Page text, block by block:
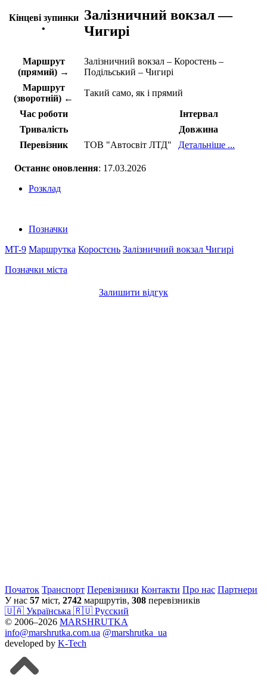
Кінцеві зупинки
•
Залізничний вокзал —
Чигирі
Маршрут
(прямий) →
Залізничний вокзал – Коростень –
Подільський – Чигирі
Маршрут
(зворотній) ←
Такий само, як і прямий
Час роботи
Інтервал
Тривалість
Довжина
Перевізник
ТОВ "Автосвіт ЛТД" Детальніше ...
Останнє оновлення: 17.03.2026
Розклад
Позначки
MT-9 Маршрутка Коростєнь Залізничний вокзал Чигирі
Позначки міста
Залишити відгук
Початок Транспорт Перевiзники Контакти Про нас Партнери
У нас 57 міст, 2742 маршрутів, 308 перевізників
🇺🇦 Українська 🇷🇺 Русский
© 2006–2026 MARSHRUTKA
info@marshrutka.com.ua @marshrutka_ua
developed by K-Tech